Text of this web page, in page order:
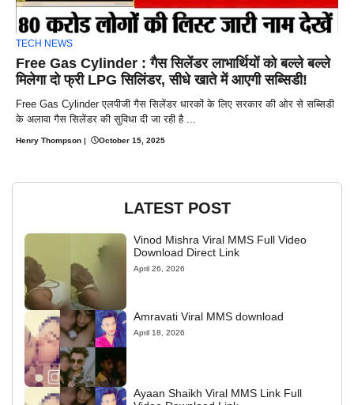
TECH NEWS
Free Gas Cylinder : गैस सिलेंडर लाभार्थियों को बल्ले बल्ले
मिलेगा दो फ्री LPG सिलिंडर, सीधे खाते में आएगी सब्सिडी!
Free Gas Cylinder एलपीजी गैस सिलेंडर धारकों के लिए सरकार की ओर से सब्सिडी
के अलावा गैस सिलेंडर की सुविधा दी जा रही है ...
Henry Thompson | October 15, 2025
LATEST POST
Vinod Mishra Viral MMS Full Video
Download Direct Link
April 26, 2026
Amravati Viral MMS download
April 18, 2026
Ayaan Shaikh Viral MMS Link Full